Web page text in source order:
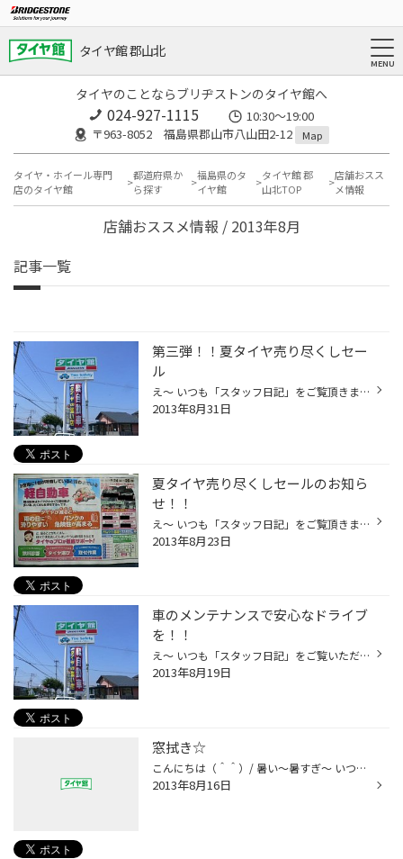
タイヤ館 郡山北
タイヤのことならブリヂストンのタイヤ館へ
024-927-1115
10:30〜19:00
〒963-8052 福島県郡山市八山田2-12
Map
タイヤ・ホイール専門
店のタイヤ館
都道府県か
ら探す
福島県のタ
イヤ館
タイヤ館 郡
山北TOP
店舗おスス
メ情報
店舗おススメ情報 / 2013年8月
記事一覧
第三弾！！夏タイヤ売り尽くしセー
ル
え～ いつも「スタッフ日記」をご覧頂きまして有難うございます。 本日はセールのご案内です。 本日８/３１（土）～９/２（月）の３日間夏タイヤ売り尽くしセールを開催いたします！！ 夏タイヤの在庫もまだまだ沢山ございます。 当店でお客様に必要なタイヤを是非ご用意させて下さい！！！ もう ...
2013年8月31日
夏タイヤ売り尽くしセールのお知ら
せ！！
え～ いつも「スタッフ日記」をご覧頂きまして有難うございます。 明日８/２４（土）～８/２６（月）の３日間！！ 売り出しを開催いたします。 なんと！！！ 今回折込チラシの方にクーポンが付いております！！ なので、 是非クーポンを使って安い買い物をして下さいね！ あと何かお車の事で気にな...
2013年8月23日
車のメンテナンスで安心なドライブ
を！！
え～ いつも「スタッフ日記」をご覧いただきまして有難うございます。 お盆も終わりました・・・・ 大好きな夏があと少しで終わる～～～～ ・・・・・個人的な意見は置いときまして、 話は本題へ 実家へ帰省したりレジャーでお出かけしたりとお盆休みを満喫されたかと思います。 あなたが乗られてい...
2013年8月19日
窓拭き☆
こんにちは（＾＾）/ 暑い～暑すぎ～ いつまで続くのでしょうか・・・この暑さ ちょっとずつこの暑さが和らいでくれるといいですね。 そして今日は窓をふきふき～☆ なんか・・・ 写真ではやる気のないように写ってるワタシですが・・・（＾＾；） すごくいい汗をかきましたっ！！ とゆーか 汗がとま...
2013年8月16日